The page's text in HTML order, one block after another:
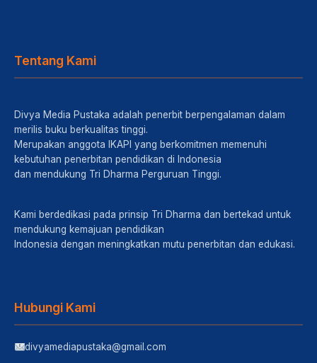
Tentang Kami
Divya Media Pustaka adalah penerbit berpengalaman dalam
merilis buku berkualitas tinggi.
Merupakan anggota IKAPI yang berkomitmen memenuhi
kebutuhan penerbitan pendidikan di Indonesia
dan mendukung Tri Dharma Perguruan Tinggi.
Kami berdedikasi pada prinsip Tri Dharma dan bertekad untuk
mendukung kemajuan pendidikan
Indonesia dengan meningkatkan mutu penerbitan dan edukasi.
Hubungi Kami
divyamediapustaka@gmail.com